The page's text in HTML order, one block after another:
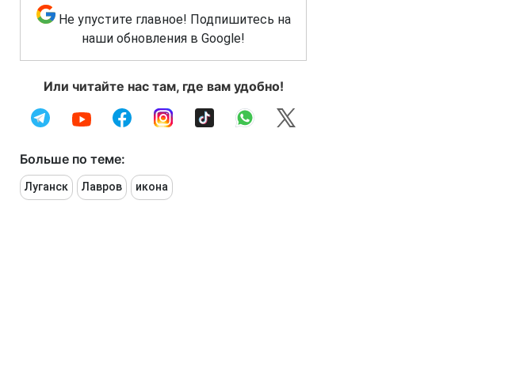
Не упустите главное! Подпишитесь на
наши обновления в Google!
Или читайте нас там, где вам удобно!
Больше по теме:
Луганск Лавров икона